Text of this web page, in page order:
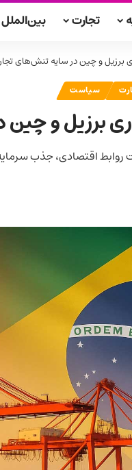
تجارت بین‌الملل
برزیل و چین در سایه تنش‌های
سیاست
برزیل و
روابط اقتصادی، جذب